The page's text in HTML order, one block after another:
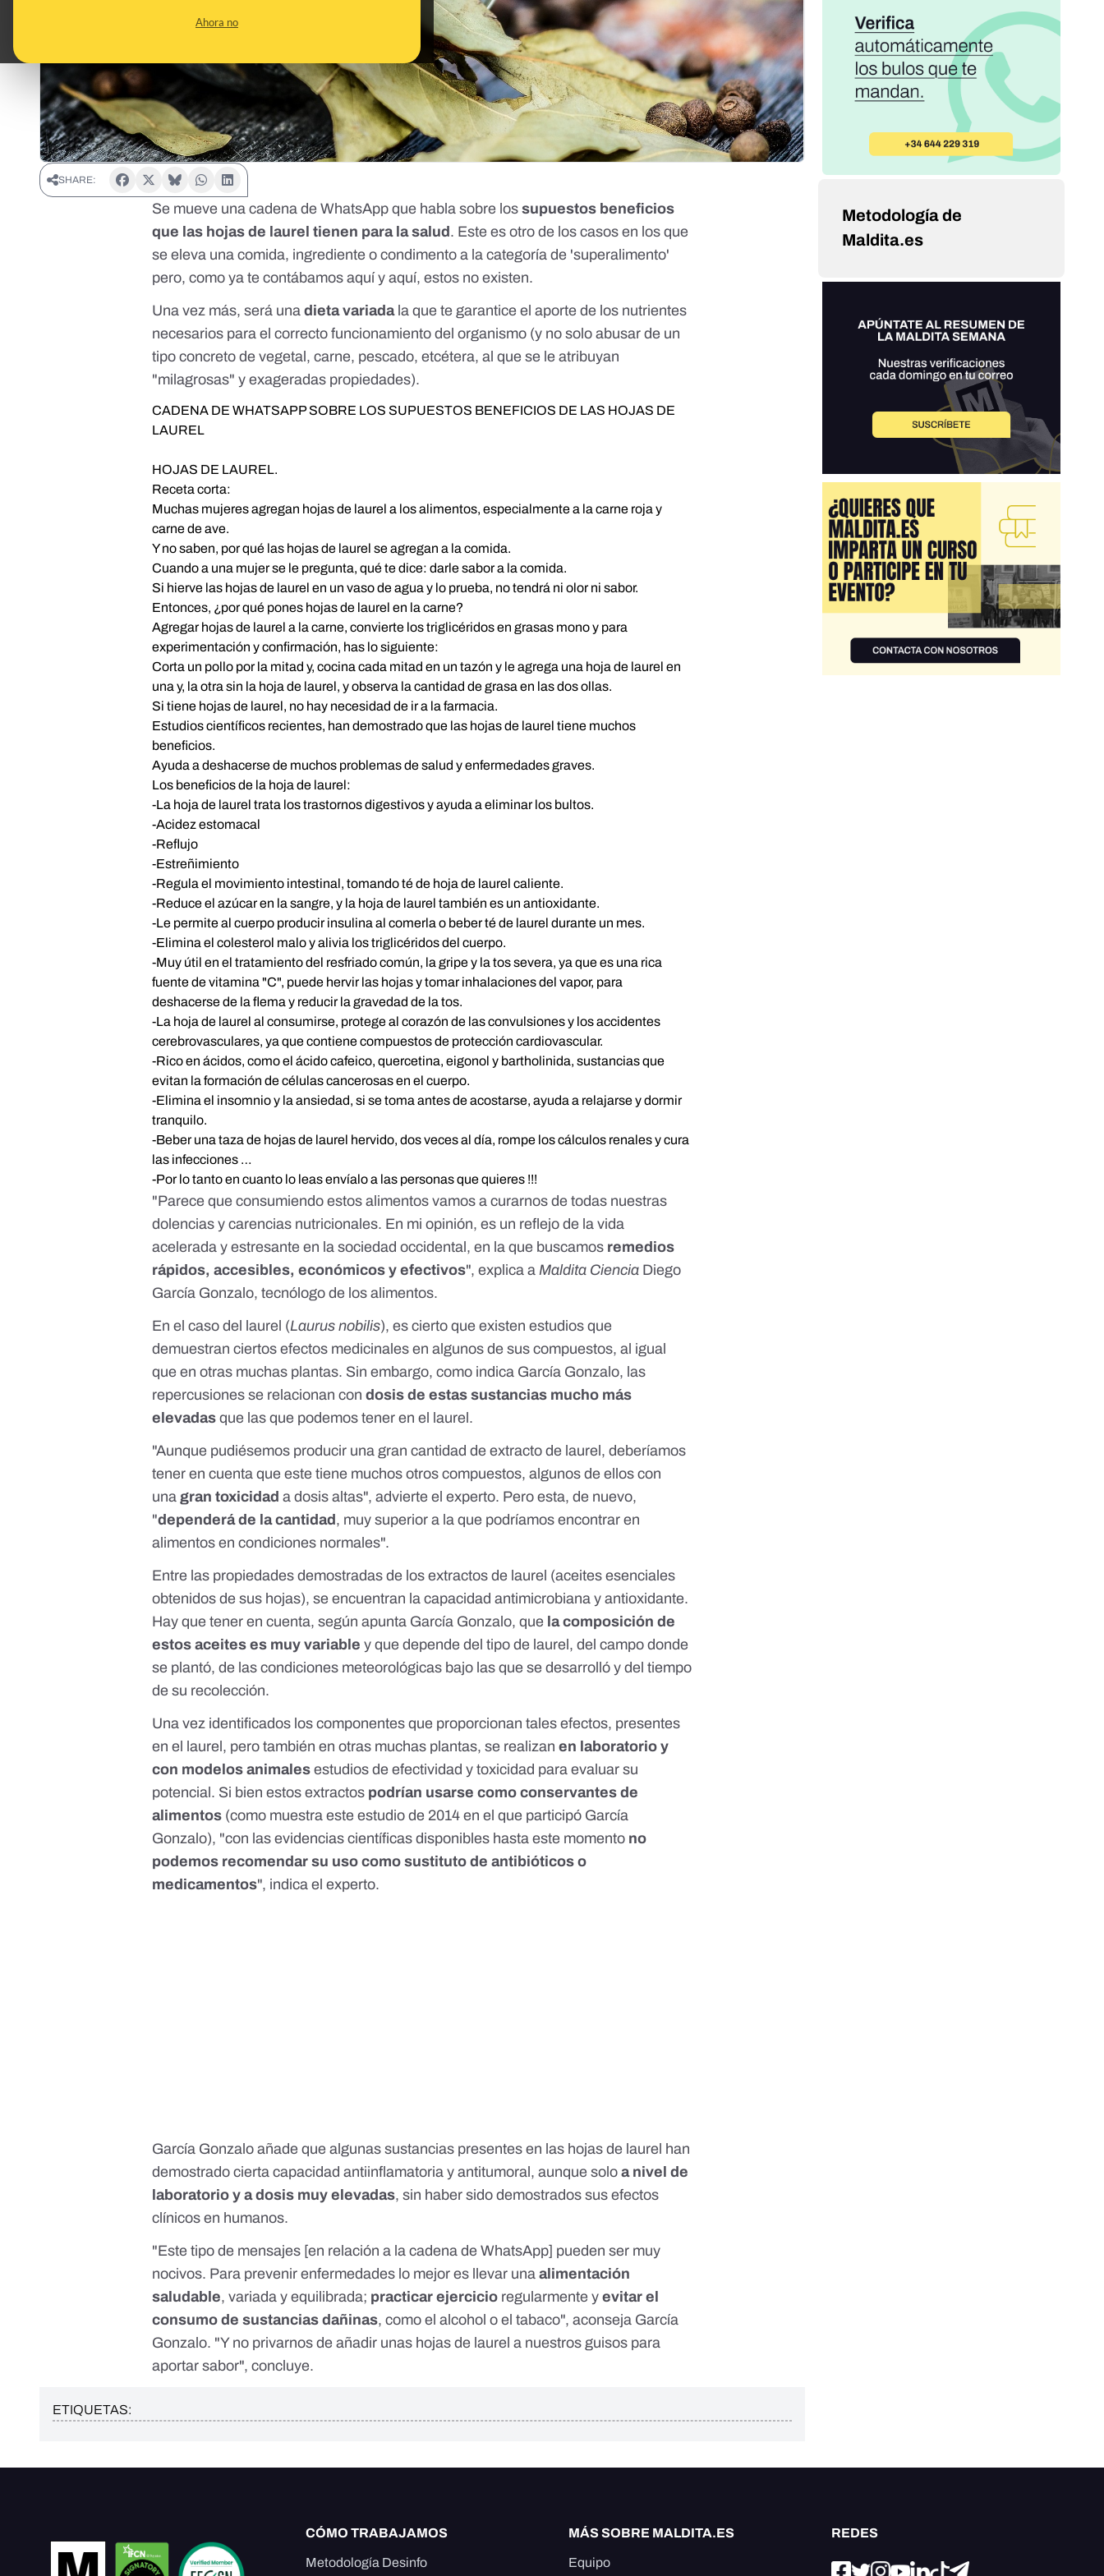
Ahora no
SHARE:
Se mueve una cadena de WhatsApp que habla sobre lossupuestos beneficios
que las hojas de laurel tienen para la salud. Este es otro de los casos en los que
se eleva una comida, ingrediente o condimento a la categoría de 'superalimento'
pero, como ya te contábamosaquíyaquí, estos no existen.
Una vez más, será una dieta variadala que te garantice el aporte de los nutrientes
necesarios para el correcto funcionamiento del organismo (y no solo abusar de un
tipo concreto de vegetal, carne, pescado, etcétera, al que se le atribuyan
"milagrosas" y exageradas propiedades).
CADENA DE WHATSAPP SOBRE LOS SUPUESTOS BENEFICIOS DE LAS HOJAS DE
LAUREL
HOJAS DE LAUREL.
Receta corta:
Muchas mujeres agregan hojas de laurel a los alimentos, especialmente a la carne roja y
carne de ave.
Y no saben, por qué las hojas de laurel se agregan a la comida.
Cuando a una mujer se le pregunta, qué te dice: darle sabor a la comida.
Si hierve las hojas de laurel en un vaso de agua y lo prueba, no tendrá ni olor ni sabor.
Entonces, ¿por qué pones hojas de laurel en la carne?
Agregar hojas de laurel a la carne, convierte los triglicéridos en grasas mono y para
experimentación y confirmación, has lo siguiente:
Corta un pollo por la mitad y, cocina cada mitad en un tazón y le agrega una hoja de laurel en
una y, la otra sin la hoja de laurel, y observa la cantidad de grasa en las dos ollas.
Si tiene hojas de laurel, no hay necesidad de ir a la farmacia.
Estudios científicos recientes, han demostrado que las hojas de laurel tiene muchos
beneficios.
Ayuda a deshacerse de muchos problemas de salud y enfermedades graves.
Los beneficios de la hoja de laurel:
-La hoja de laurel trata los trastornos digestivos y ayuda a eliminar los bultos.
-Acidez estomacal
-Reflujo
-Estreñimiento
-Regula el movimiento intestinal, tomando té de hoja de laurel caliente.
-Reduce el azúcar en la sangre, y la hoja de laurel también es un antioxidante.
-Le permite al cuerpo producir insulina al comerla o beber té de laurel durante un mes.
-Elimina el colesterol malo y alivia los triglicéridos del cuerpo.
-Muy útil en el tratamiento del resfriado común, la gripe y la tos severa, ya que es una rica
fuente de vitamina "C", puede hervir las hojas y tomar inhalaciones del vapor, para
deshacerse de la flema y reducir la gravedad de la tos.
-La hoja de laurel al consumirse, protege al corazón de las convulsiones y los accidentes
cerebrovasculares, ya que contiene compuestos de protección cardiovascular.
-Rico en ácidos, como el ácido cafeico, quercetina, eigonol y bartholinida, sustancias que
evitan la formación de células cancerosas en el cuerpo.
-Elimina el insomnio y la ansiedad, si se toma antes de acostarse, ayuda a relajarse y dormir
tranquilo.
-Beber una taza de hojas de laurel hervido, dos veces al día, rompe los cálculos renales y cura
las infecciones …
-Por lo tanto en cuanto lo leas envíalo a las personas que quieres !!!
"Parece que consumiendo estos alimentos vamos a curarnos de todas nuestras
dolencias y carencias nutricionales. En mi opinión, es un reflejo de la vida
acelerada y estresante en la sociedad occidental, en la que buscamos remedios
rápidos, accesibles, económicos y efectivos", explica a Maldita Ciencia Diego
García Gonzalo, tecnólogo de los alimentos.
En el caso del laurel (Laurus nobilis), es cierto que existenestudiosque
demuestranciertos efectos medicinales en algunos de sus compuestos, al igual
que en otras muchas plantas. Sin embargo, como indica García Gonzalo, las
repercusiones se relacionan condosis de estas sustancias mucho más
elevadas que las que podemos tener en el laurel.
"Aunque pudiésemos producir una gran cantidad de extracto de laurel, deberíamos
tener en cuenta que este tiene muchos otros compuestos, algunos de ellos con
una gran toxicidad a dosis altas", advierte el experto. Pero esta, de nuevo,
"dependerá de la cantidad, muy superior a la que podríamos encontrar en
alimentos en condiciones normales".
Entre las propiedades demostradas de los extractos de laurel (aceites esenciales
obtenidos de sus hojas), se encuentran la capacidadantimicrobiana y antioxidante.
Hay que tener en cuenta, según apunta García Gonzalo, que la composición de
estos aceites es muy variable y que depende del tipo de laurel, del campo donde
se plantó, de las condiciones meteorológicas bajo las que se desarrolló y del tiempo
de su recolección.
Una vez identificados los componentes que proporcionan tales efectos, presentes
en el laurel, pero también en otras muchas plantas, se realizanen laboratorio y
con modelos animales estudios de efectividad y toxicidad para evaluar su
potencial. Si bien estos extractos podrían usarse como conservantes de
alimentos (como muestraeste estudio de 2014 en el que participó García
Gonzalo), "con las evidencias científicas disponibles hasta este momento no
podemos recomendar su uso como sustituto de antibióticos o
medicamentos", indica el experto.
García Gonzalo añade que algunas sustancias presentes en las hojas de laurel han
demostrado cierta capacidad antiinflamatoria y antitumoral, aunque solo a nivel de
laboratorio y a dosis muy elevadas, sin haber sido demostrados sus efectos
clínicos en humanos.
"Este tipo de mensajes [en relación a la cadena de WhatsApp] pueden ser muy
nocivos. Para prevenir enfermedades lo mejor es llevar unaalimentación
saludable, variada y equilibrada; practicar ejercicio regularmente yevitar el
consumo de sustancias dañinas, como el alcohol o el tabaco", aconseja García
Gonzalo. "Y no privarnos de añadir unas hojas de laurel a nuestros guisos para
aportar sabor", concluye.
ETIQUETAS:
Metodología de
Maldita.es
CÓMO TRABAJAMOS
Metodología Desinfo
MÁS SOBRE MALDITA.ES
Equipo
REDES